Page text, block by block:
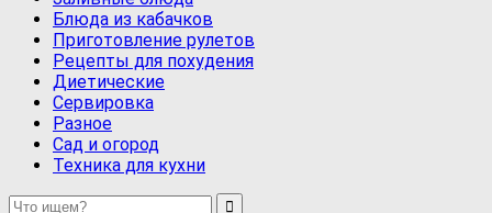
Блюда из кабачков
Приготовление рулетов
Рецепты для похудения
Диетические
Сервировка
Разное
Сад и огород
Техника для кухни